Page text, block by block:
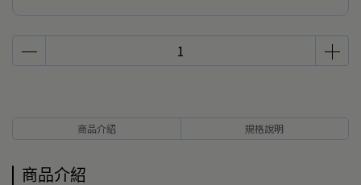
商品介紹 規格說明
商品介紹